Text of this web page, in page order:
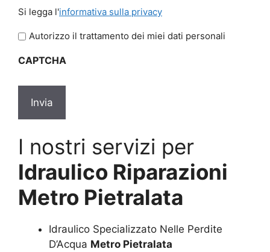
legga
l'informativa
privacy
Si legga l'informativa sulla privacy
Autorizzo il trattamento dei miei dati personali
CAPTCHA
I nostri servizi per
Idraulico Riparazioni
Metro Pietralata
Idraulico Specializzato Nelle Perdite
D’Acqua Metro Pietralata